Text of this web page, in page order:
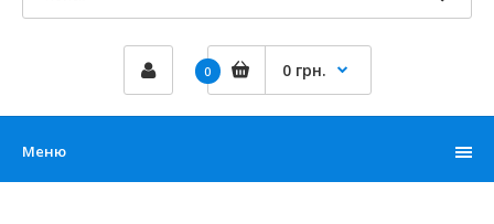
0 0 грн.
Меню